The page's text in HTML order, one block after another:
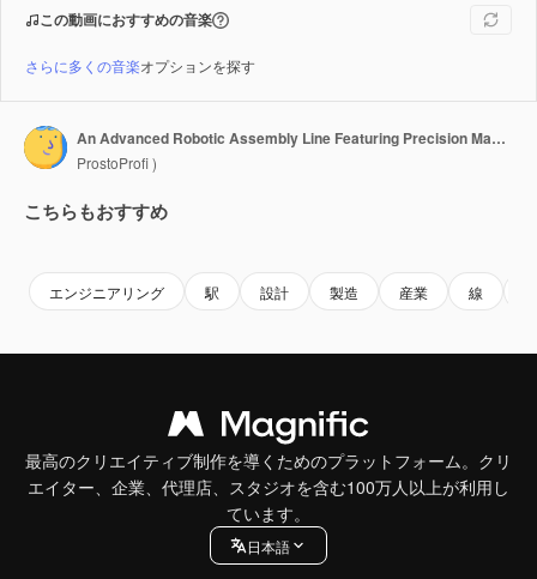
この動画におすすめの音楽
さらに多くの音楽オプションを探す
An Advanced Robotic Assembly Line Featuring Precision Machinery and Automated Workstations in a Modern Industrial Environment
ProstoProfi )
こちらもおすすめ
エンジニアリング 駅 設計 製造 産業 線
最高のクリエイティブ制作を導くためのプラットフォーム。クリ
エイター、企業、代理店、スタジオを含む100万人以上が利用し
ています。
日本語